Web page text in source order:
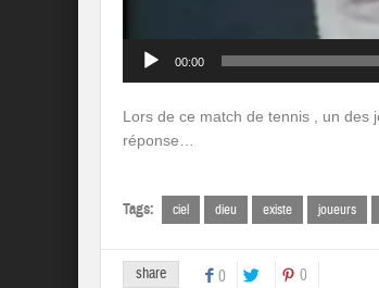
00:00
Lors de ce match de tennis , un des
réponse…
Tags: ciel dieu existe joueurs
share 0 0